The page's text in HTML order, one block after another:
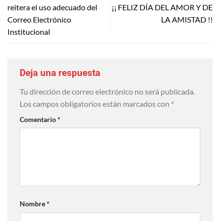
reitera el uso adecuado del
Correo Electrónico
Institucional
¡¡ FELIZ DÍA DEL AMOR Y DE
LA AMISTAD !!
Deja una respuesta
Tu dirección de correo electrónico no será publicada.
Los campos obligatorios están marcados con *
Comentario*
Nombre*